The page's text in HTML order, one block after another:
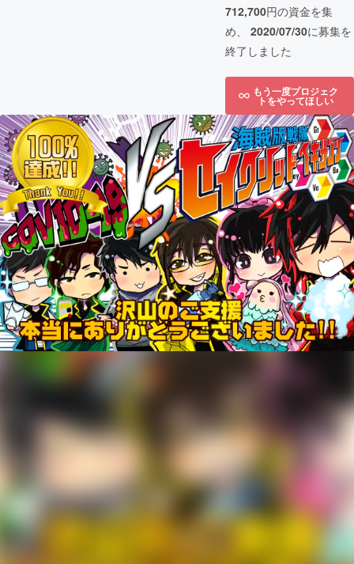
712,700円の資金を集
め、 2020/07/30に募集を
終了しました
もう一度プロジェク
トをやってほしい